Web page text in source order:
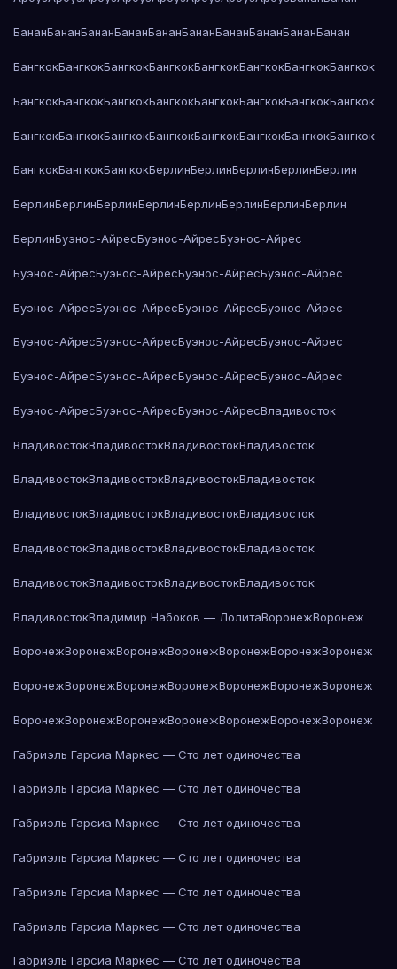
БананБананБананБананБананБананБананБананБананБанан
БангкокБангкокБангкокБангкокБангкокБангкокБангкокБангкок
БангкокБангкокБангкокБангкокБангкокБангкокБангкокБангкок
БангкокБангкокБангкокБангкокБангкокБангкокБангкокБангкок
БангкокБангкокБангкокБерлинБерлинБерлинБерлинБерлин
БерлинБерлинБерлинБерлинБерлинБерлинБерлинБерлин
БерлинБуэнос-АйресБуэнос-АйресБуэнос-Айрес
Буэнос-АйресБуэнос-АйресБуэнос-АйресБуэнос-Айрес
Буэнос-АйресБуэнос-АйресБуэнос-АйресБуэнос-Айрес
Буэнос-АйресБуэнос-АйресБуэнос-АйресБуэнос-Айрес
Буэнос-АйресБуэнос-АйресБуэнос-АйресБуэнос-Айрес
Буэнос-АйресБуэнос-АйресБуэнос-АйресВладивосток
ВладивостокВладивостокВладивостокВладивосток
ВладивостокВладивостокВладивостокВладивосток
ВладивостокВладивостокВладивостокВладивосток
ВладивостокВладивостокВладивостокВладивосток
ВладивостокВладивостокВладивостокВладивосток
ВладивостокВладимир Набоков — ЛолитаВоронежВоронеж
ВоронежВоронежВоронежВоронежВоронежВоронежВоронеж
ВоронежВоронежВоронежВоронежВоронежВоронежВоронеж
ВоронежВоронежВоронежВоронежВоронежВоронежВоронеж
Габриэль Гарсиа Маркес — Сто лет одиночества
Габриэль Гарсиа Маркес — Сто лет одиночества
Габриэль Гарсиа Маркес — Сто лет одиночества
Габриэль Гарсиа Маркес — Сто лет одиночества
Габриэль Гарсиа Маркес — Сто лет одиночества
Габриэль Гарсиа Маркес — Сто лет одиночества
Габриэль Гарсиа Маркес — Сто лет одиночества